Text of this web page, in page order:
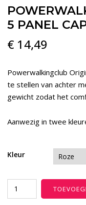
5 PANEL
€ 14,49
Powerwalkingclub
te stellen van achter
gewicht zodat het
Aanwezig in twee
Kleur
Powerwalkingclub
Original